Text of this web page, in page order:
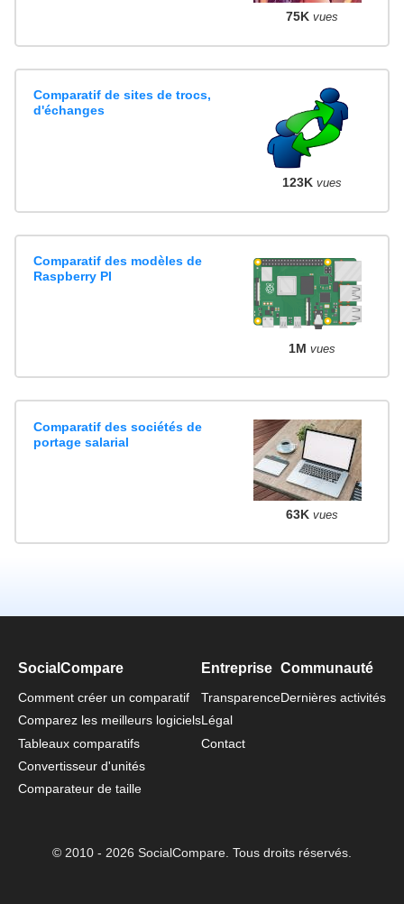
75K vues
Comparatif de sites de trocs,
d'échanges
123K vues
Comparatif des modèles de
Raspberry PI
1M vues
Comparatif des sociétés de
portage salarial
63K vues
SocialCompare
Comment créer un comparatif
Comparez les meilleurs logiciels
Tableaux comparatifs
Convertisseur d'unités
Comparateur de taille
Entreprise
Transparence
Légal
Contact
Communauté
Dernières activités
© 2010 - 2026 SocialCompare. Tous droits réservés.